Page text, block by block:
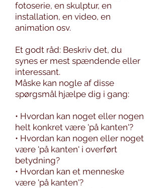
fotoserie, en skulptur, en
installation, en video, en
animation osv.
Et godt råd: Beskriv det, du
synes er mest spændende eller
interessant.
Måske kan nogle af disse
spørgsmål hjælpe dig i gang:
• Hvordan kan noget eller nogen
helt konkret være 'på kanten'?
• Hvordan kan nogen eller noget
være 'på kanten' i overført
betydning?
• Hvordan kan et menneske
være 'på kanten'?